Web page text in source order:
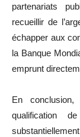
partenariats
recueillir de
échapper aux
la Banque
emprunt
En
qualification